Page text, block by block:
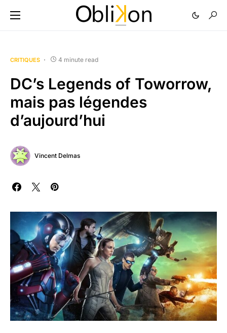
CRITIQUES 4 minute read
DC’s Legends of Toworrow,
mais pas légendes
d’aujourd’hui
Vincent Delmas